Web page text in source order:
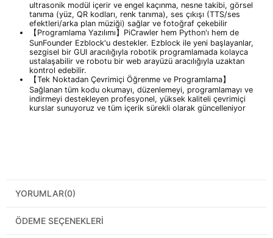
ultrasonik modül içerir ve engel kaçınma, nesne takibi, görsel
tanıma (yüz, QR kodları, renk tanıma), ses çıkışı (TTS/ses
efektleri/arka plan müziği) sağlar ve fotoğraf çekebilir
【Programlama Yazılımı】PiCrawler hem Python'ı hem de
SunFounder Ezblock'u destekler. Ezblock ile yeni başlayanlar,
sezgisel bir GUI aracılığıyla robotik programlamada kolayca
ustalaşabilir ve robotu bir web arayüzü aracılığıyla uzaktan
kontrol edebilir.
【Tek Noktadan Çevrimiçi Öğrenme ve Programlama】
Sağlanan tüm kodu okumayı, düzenlemeyi, programlamayı ve
indirmeyi destekleyen profesyonel, yüksek kaliteli çevrimiçi
kurslar sunuyoruz ve tüm içerik sürekli olarak güncelleniyor
YORUMLAR(0)
ÖDEME SEÇENEKLERI